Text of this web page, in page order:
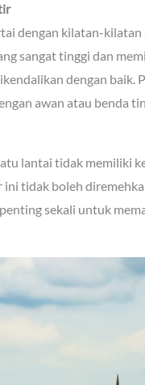
dengan kilatan-kilatan
sangat tinggi dan
dengan baik.
awan atau benda
lantai tidak memiliki
tidak boleh
sekali untuk